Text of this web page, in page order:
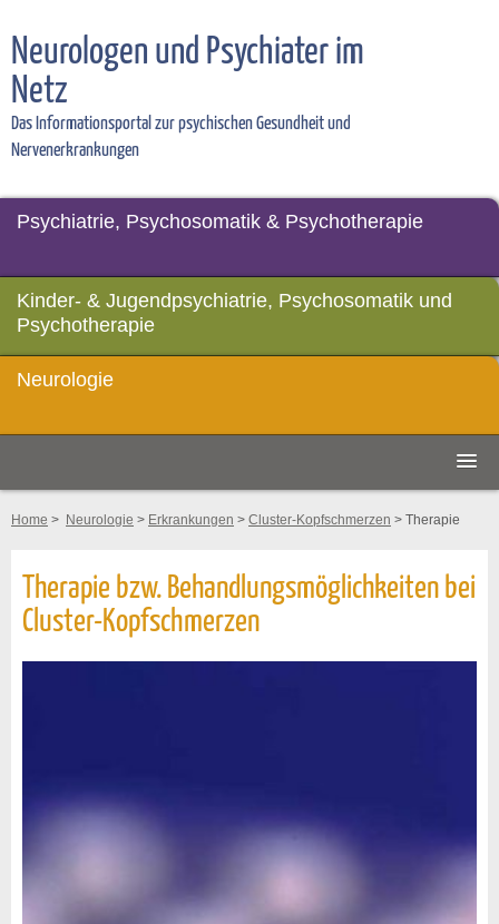
Neurologen und Psychiater im
Netz
Das Informationsportal zur psychischen Gesundheit und
Nervenerkrankungen
Psychiatrie, Psychosomatik & Psychotherapie
Kinder- & Jugendpsychiatrie, Psychosomatik und
Psychotherapie
Neurologie
Home > Neurologie > Erkrankungen > Cluster-Kopfschmerzen > Therapie
Therapie bzw. Behandlungsmöglichkeiten bei
Cluster-Kopfschmerzen